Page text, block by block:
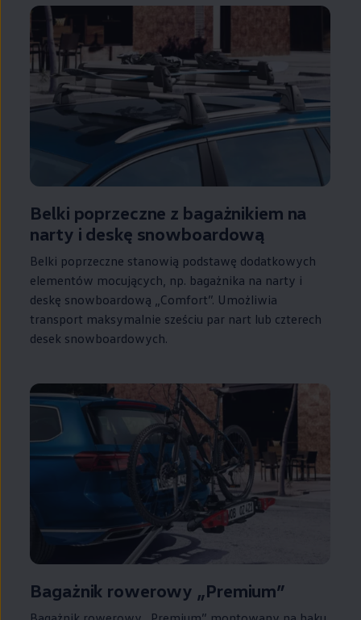
Belki poprzeczne z bagażnikiem na
narty i deskę snowboardową
Belki poprzeczne stanowią podstawę dodatkowych
elementów mocujących, np. bagażnika na narty i
deskę snowboardową „Comfort”. Umożliwia
transport maksymalnie sześciu par nart lub czterech
desek snowboardowych.
Bagażnik rowerowy „Premium”